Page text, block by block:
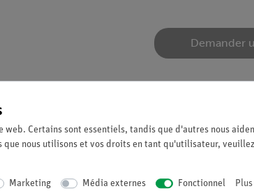
Demander
de la hanche, le sacrum avec le coccyx et 2
web. Certains sont essentiels, tandis que d'autres nous
que nous utilisons et vos droits en tant qu'utilisateur,
Marketing Média externes Fonctionnel